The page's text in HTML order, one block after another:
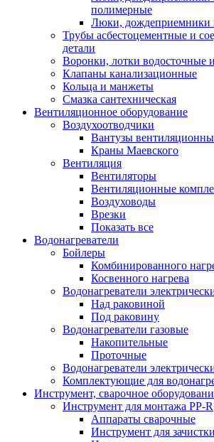
полимерные
Люки, дождеприемники
Трубы асбестоцементные и
детали
Воронки, лотки водосточные
Клапаны канализационные
Кольца и манжеты
Смазка сантехническая
Вентиляционное оборудование
Воздухоотводчики
Вантузы
Краны Маевского
Вентиляция
Вентиляторы
Вентиляционные
Воздуховоды
Врезки
Показать все
Водонагреватели
Бойлеры
Комбинированного
Косвенного нагрева
Водонагреватели
Над раковиной
Под раковину
Водонагреватели газовые
Накопительные
Проточные
Водонагреватели
Комплектующие для
Инструмент, сварочное
Инструмент для монтажа PP-R
Аппараты сварочные
Инструмент для зачистки